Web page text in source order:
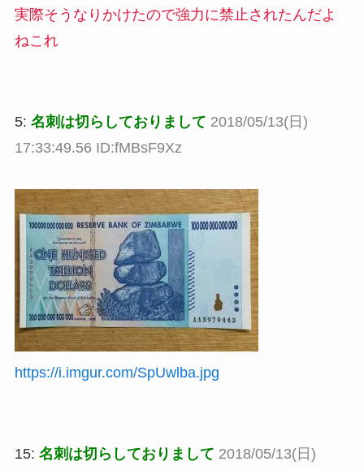
実際そうなりかけたので強力に禁止されたんだよ
ねこれ
5: 名刺は切らしておりまして 2018/05/13(日)
17:33:49.56 ID:fMBsF9Xz
https://i.imgur.com/SpUwlba.jpg
15: 名刺は切らしておりまして 2018/05/13(日)